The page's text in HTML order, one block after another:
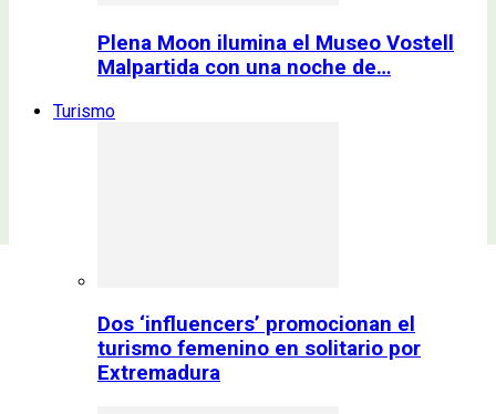
Plena Moon ilumina el Museo Vostell
Malpartida con una noche de…
Turismo
Dos ‘influencers’ promocionan el
turismo femenino en solitario por
Extremadura